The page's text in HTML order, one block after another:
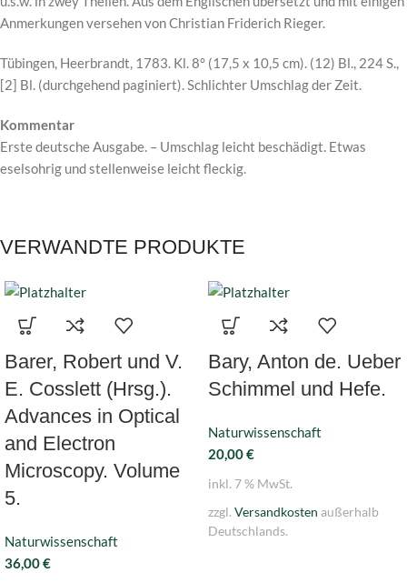
Anmerkungen versehen von Christian Friderich Rieger.
Tübingen, Heerbrandt, 1783. Kl. 8° (17,5 x 10,5 cm). (12) Bl., 224 S.,
[2] Bl. (durchgehend paginiert). Schlichter Umschlag der Zeit.
Kommentar
Erste deutsche Ausgabe. – Umschlag leicht beschädigt. Etwas
eselsohrig und stellenweise leicht fleckig.
VERWANDTE PRODUKTE
Barer, Robert und V.
E. Cosslett (Hrsg.).
Advances in Optical
and Electron
Microscopy. Volume
5.
Naturwissenschaft
36,00€
Bary, Anton de. Ueber
Schimmel und Hefe.
Naturwissenschaft
20,00€
inkl. 7 % MwSt.
zzgl. Versandkosten außerhalb
Deutschlands.